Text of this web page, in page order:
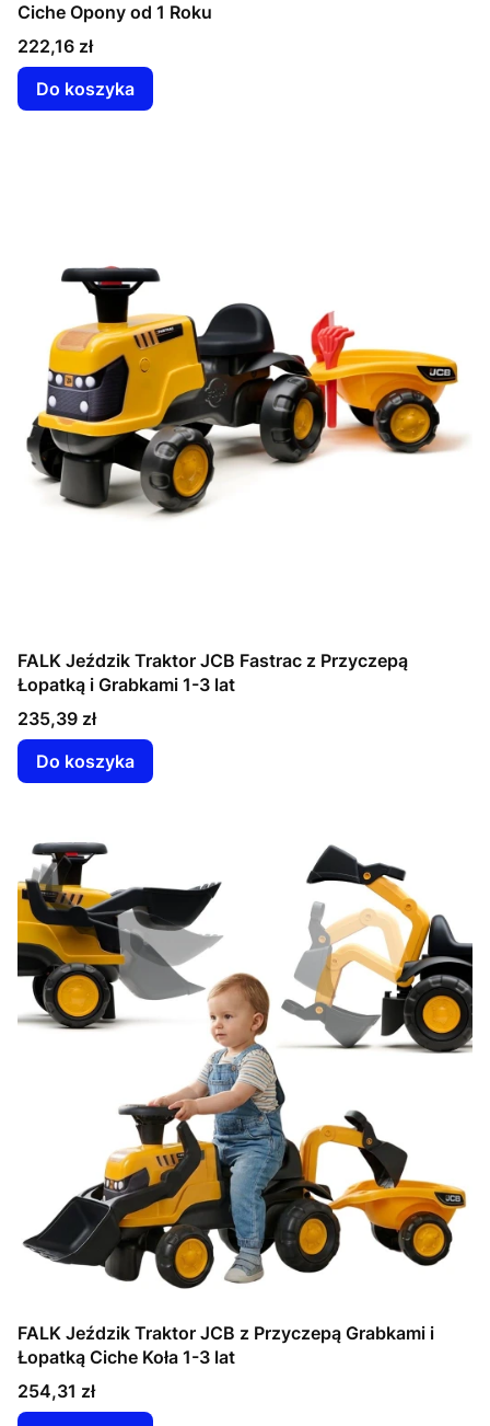
Ciche Opony od 1 Roku
Cena
222,16 zł
Do koszyka
FALK Jeździk Traktor JCB Fastrac z Przyczepą
Łopatką i Grabkami 1-3 lat
Cena
235,39 zł
Do koszyka
FALK Jeździk Traktor JCB z Przyczepą Grabkami i
Łopatką Ciche Koła 1-3 lat
Cena
254,31 zł